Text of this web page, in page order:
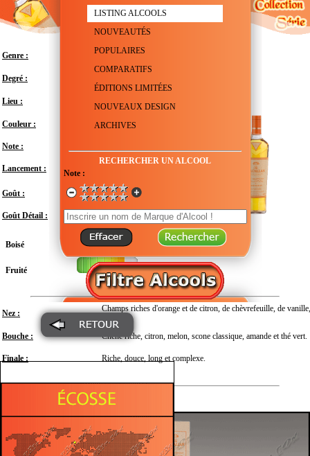
LISTING ALCOOLS
NOUVEAUTÉS
POPULAIRES
COMPARATIFS
ÉDITIONS LIMITÉES
NOUVEAUX DESIGN
ARCHIVES
RECHERCHER UN ALCOOL
Note :
Genre : Scotch Whisky - Single malt
Degré :
Lieu :
Craigellachie
Couleur :
Note :
Lancement :
Goût : Modéré
Goût Détail :
Boisé
Fruité
Nez :
Champs riches d'orange et de citron, de chèvrefeuille, de
mûre.
Bouche :
Chêne riche, citron, melon, scone classique, amande et thé vert.
Finale : Riche, douce, long et complexe.